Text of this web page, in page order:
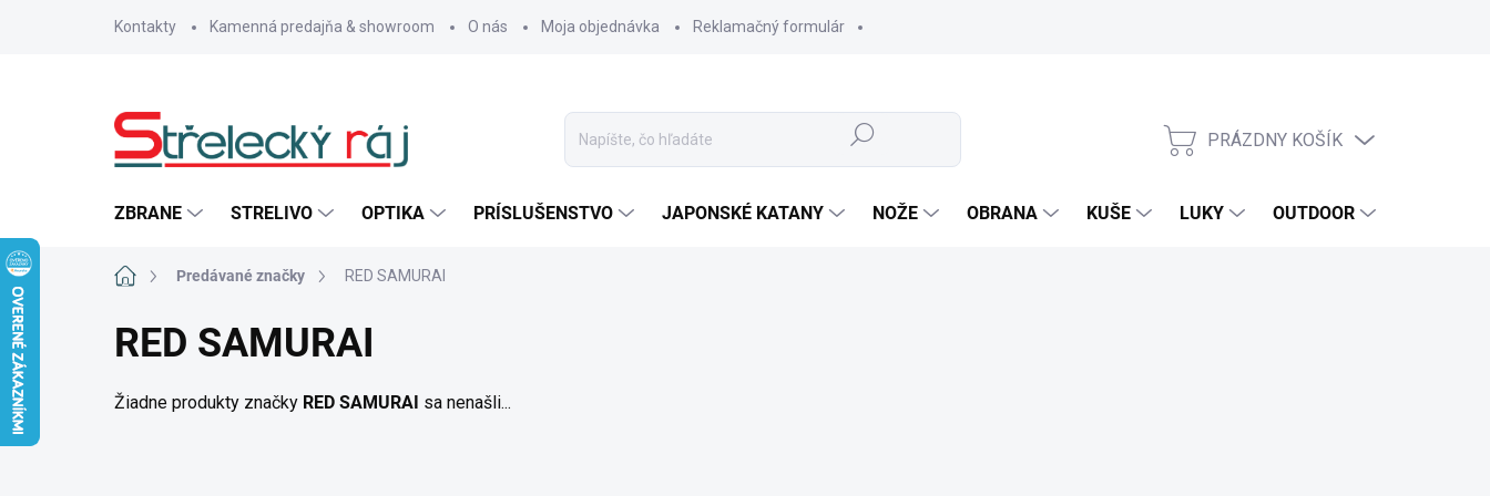
Kontakty Kamenná predajňa & showroom O nás Moja objednávka Reklamačný formulár
Hľadať
NÁKUPNÝ
PRÁZDNY KOŠÍK
ZBRANE STRELIVO OPTIKA PRÍSLUŠENSTVO JAPONSKÉ KATANY NOŽE OBRANA KUŠE LUKY OUTDOOR
DomovPredávané značky RED SAMURAI
RED SAMURAI
Žiadne produkty značky RED SAMURAI sa nenašli...